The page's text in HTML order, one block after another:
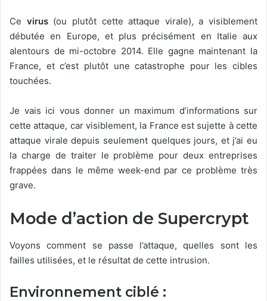
Ce virus(ou plutôt cette attaque virale), a visiblement
débutée en Europe, et plus précisément en Italie aux
alentours de mi-octobre 2014. Elle gagne maintenant la
France, et c’est plutôt une catastrophe pour les cibles
touchées.
Je vais ici vous donner un maximum d’informations sur
cette attaque, car visiblement, la France est sujette à cette
attaque virale depuis seulement quelques jours, et j’ai eu
la charge de traiter le problème pour deux entreprises
frappées dans le même week-end par ce problème très
grave.
Mode d’action de Supercrypt
Voyons comment se passe l’attaque, quelles sont les
failles utilisées, et le résultat de cette intrusion.
Environnement ciblé :